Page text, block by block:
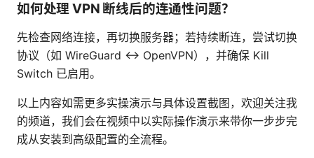
如何处理 VPN 断线后的连通性问题？
先检查网络连接，再切换服务器；若持续断连，尝试切换
协议（如 WireGuard ↔ OpenVPN），并确保 Kill
Switch 已启用。
以上内容如需更多实操演示与具体设置截图，欢迎关注我
的频道，我们会在视频中以实际操作演示来带你一步步完
成从安装到高级配置的全流程。